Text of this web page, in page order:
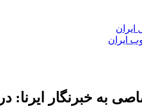
ایران
ایران
به خبرنگار